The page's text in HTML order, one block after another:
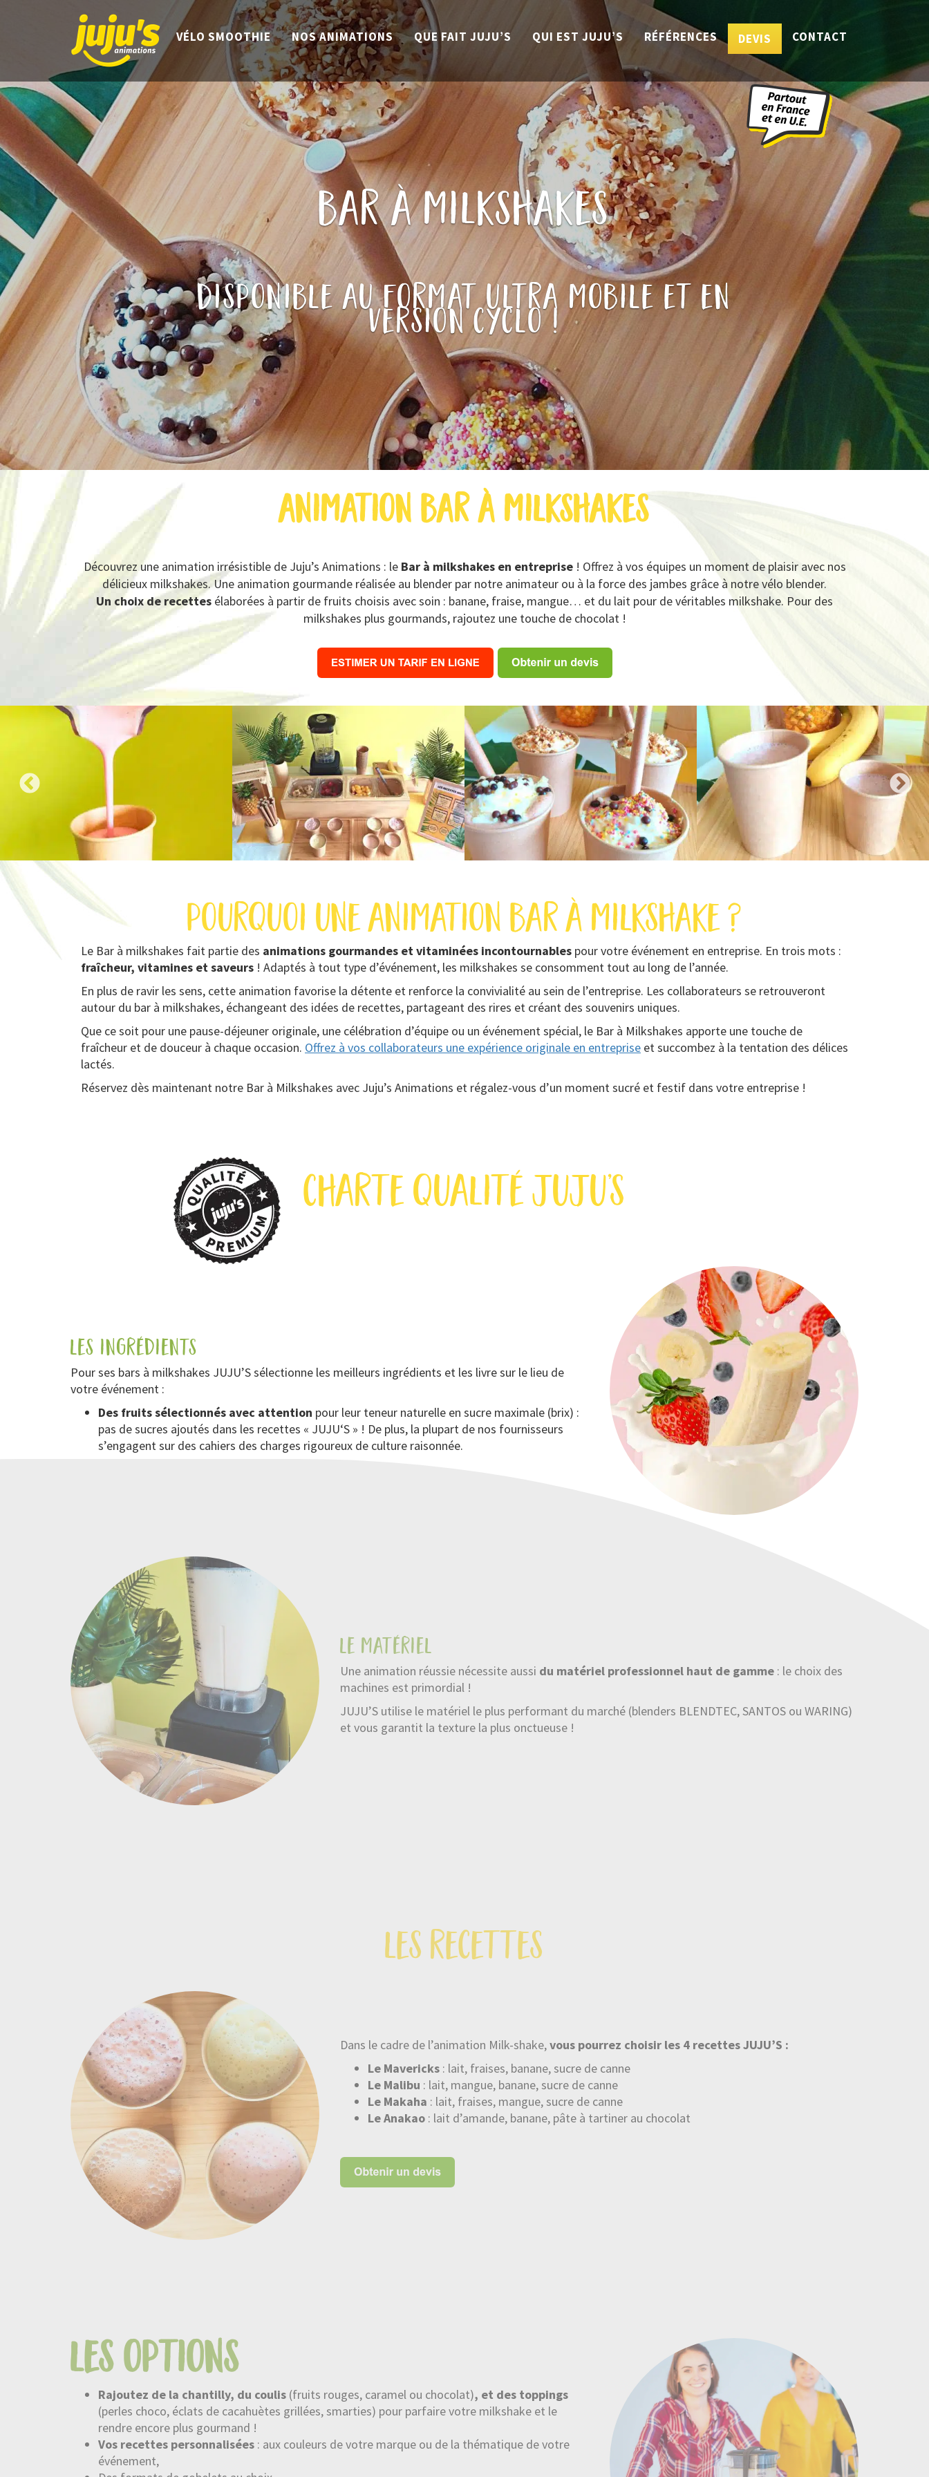
VÉLO SMOOTHIE NOS ANIMATIONS QUE FAIT JUJU’S QUI EST JUJU’S RÉFÉRENCES DEVIS CONTACT
bar à milkshakes
disponible au format ultra mobile et en
version cyclo !
animation bar à milkshakes
Découvrez une animation irrésistible de Juju’s Animations : le Bar à milkshakes en entreprise! Offrez à vos équipes un moment de plaisir avec nos
délicieux milkshakes. Une animation gourmande réalisée au blender par notre animateur ou à la force des jambes grâce à notre vélo blender.
Un choix de recettes élaborées à partir de fruits choisis avec soin : banane, fraise, mangue… et du lait pour de véritables milkshake. Pour des
milkshakes plus gourmands, rajoutez une touche de chocolat !
pourquoi une animation bar à milkshake ?
Le Bar à milkshakes fait partie des animations gourmandes et vitaminées incontournables pour votre événement en entreprise. En trois mots :
fraîcheur, vitamines et saveurs ! Adaptés à tout type d’événement, les milkshakes se consomment tout au long de l’année.
En plus de ravir les sens, cette animation favorise la détente et renforce la convivialité au sein de l’entreprise. Les collaborateurs se retrouveront
autour du bar à milkshakes, échangeant des idées de recettes, partageant des rires et créant des souvenirs uniques.
Que ce soit pour une pause-déjeuner originale, une célébration d’équipe ou un événement spécial, le Bar à Milkshakes apporte une touche de
fraîcheur et de douceur à chaque occasion. Offrez à vos collaborateurs une expérience originale en entreprise et succombez à la tentation des délices
lactés.
Réservez dès maintenant notre Bar à Milkshakes avec Juju’s Animations et régalez-vous d’un moment sucré et festif dans votre entreprise !
charte qualité juju’s
les ingrédients
Pour ses bars à milkshakes JUJU’S sélectionne les meilleurs ingrédients et les livre sur le lieu de
votre événement :
Des fruits sélectionnés avec attention pour leur teneur naturelle en sucre maximale (brix) :
pas de sucres ajoutés dans les recettes « JUJU‘S » ! De plus, la plupart de nos fournisseurs
s’engagent sur des cahiers des charges rigoureux de culture raisonnée.
le matériel
Une animation réussie nécessite aussi du matériel professionnel haut de gamme : le choix des
machines est primordial !
JUJU’S utilise le matériel le plus performant du marché (blenders BLENDTEC, SANTOS ou WARING)
et vous garantit la texture la plus onctueuse !
les recettes
Dans le cadre de l’animation Milk-shake,vous pourrez choisir les 4 recettes JUJU’S :
Le Mavericks : lait, fraises, banane, sucre de canne
Le Malibu : lait, mangue, banane, sucre de canne
Le Makaha : lait, fraises, mangue, sucre de canne
Le Anakao : lait d’amande, banane, pâte à tartiner au chocolat
les options
Rajoutez de la chantilly, du coulis (fruits rouges, caramel ou chocolat), et des toppings
(perles choco, éclats de cacahuètes grillées, smarties) pour parfaire votre milkshake et le
rendre encore plus gourmand !
Vos recettes personnalisées : aux couleurs de votre marque ou de la thématique de votre
événement,